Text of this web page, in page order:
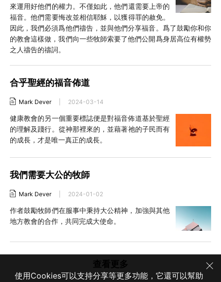
來運用好他們的權力。不僅如此，他們還需要上帝的
福音。他們需要悔改並相信耶穌，以獲得罪的赦免。
因此，我們必須爲他們禱告，並與他們分享福音。爲了鼓勵你和你
的教會這樣做，我們向一些牧師索要了他們公開爲身居高位有權勢
之人禱告的禱詞。
合乎聖經的福音佈道
Mark Dever 2024-03-14
健康教會的另一個重要標誌便是對福音佈道基於聖經
的理解及踐行。從神那裡來的，並藉著祂的子民而有
的成長，才是唯一真正的成長。
我們需要大公的牧師
Mark Dever 2024-01-02
作者鼓勵牧師們在服事中秉持大公精神，加強與其他
地方教會的合作，共同完成大使命。
查看更多
使用Cookies可以支持分享等更多功能，它還可以幫助